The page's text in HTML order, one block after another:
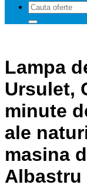
Caută
după:
Lampa
Ursulet,
minute
ale
masina
Albastru